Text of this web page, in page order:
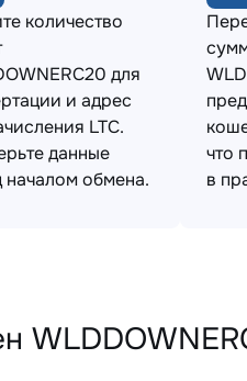
количество
для
и адрес
LTC.
данные
началом обмена.
что
в